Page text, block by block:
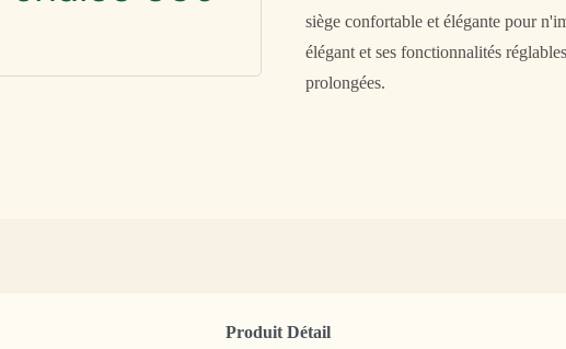
siège confortable et élégante pour
élégant et ses fonctionnalités
prolongées.
Produit Détail